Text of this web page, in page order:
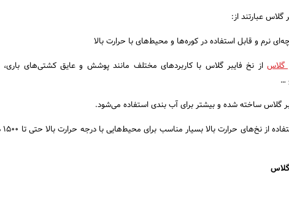
عبارتند از:
نرم و قابل استفاده در کوره‌ها و محیط‌های با حرارت بالا
گلاساز نخ فایبر گلاس با کاربردهای مختلف مانند پوشش و عایق کشتی‌های باری،
…
گلاس ساخته شده و بیشتر برای آب بندی استفاده می‌شود.
پارچه
گلاس